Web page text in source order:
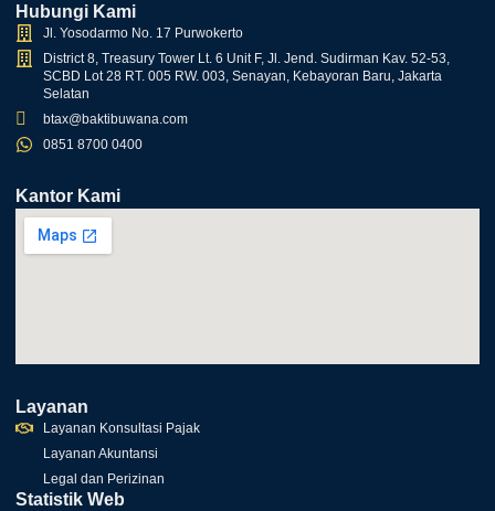
Hubungi Kami
Jl. Yosodarmo No. 17 Purwokerto
District 8, Treasury Tower Lt. 6 Unit F, Jl. Jend. Sudirman Kav. 52-53,
SCBD Lot 28 RT. 005 RW. 003, Senayan, Kebayoran Baru, Jakarta
Selatan
btax@baktibuwana.com
0851 8700 0400
Kantor Kami
Layanan
Layanan Konsultasi Pajak
Layanan Akuntansi
Legal dan Perizinan
Statistik Web